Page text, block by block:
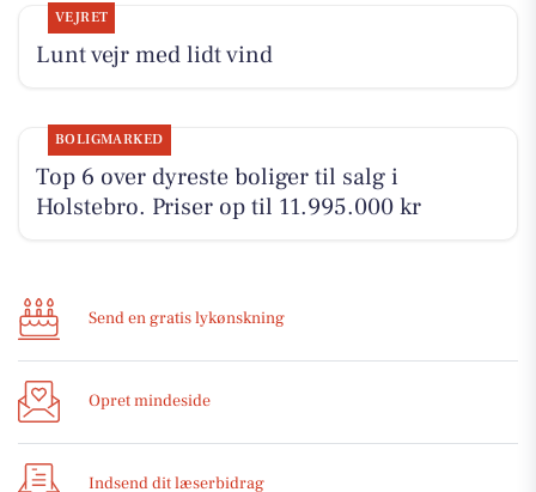
VEJRET
Lunt vejr med lidt vind
BOLIGMARKED
Top 6 over dyreste boliger til salg i
Holstebro. Priser op til 11.995.000 kr
Send en gratis lykønskning
Opret mindeside
Indsend dit læserbidrag